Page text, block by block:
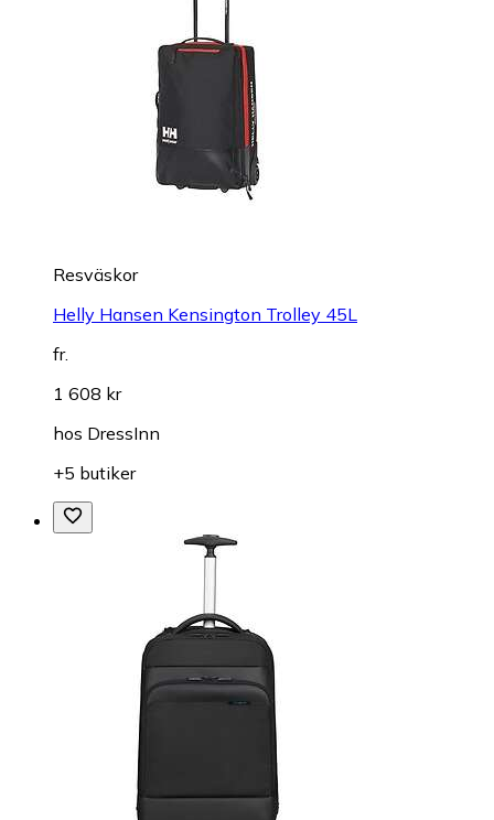
Resväskor
Helly Hansen Kensington Trolley 45L
fr.
1 608 kr
hos DressInn
+5 butiker